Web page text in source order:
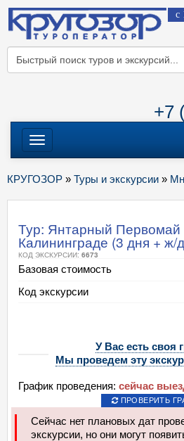
с
+7
Меню
КРУГОЗОР » Туры и экскурсии »
Тур: Янтарный
Калининграде (3 дня + ж/
КОД ЭКСКУРСИИ: 6673
Базовая стоимость
Код экскурсии
У Вас есть своя
Мы проведем эту
График проведения: сейчас
ПРОВЕРИТЬ
Сейчас нет плановых дат
экскурсии, но они могут